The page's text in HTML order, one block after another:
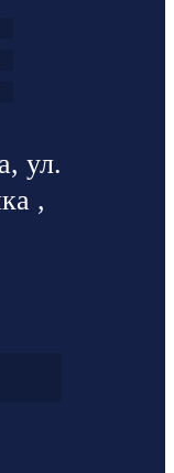
ул.
,